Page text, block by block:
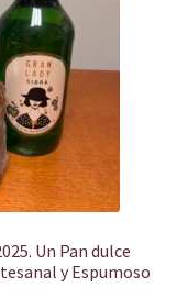
Un Pan dulce
y Espumoso